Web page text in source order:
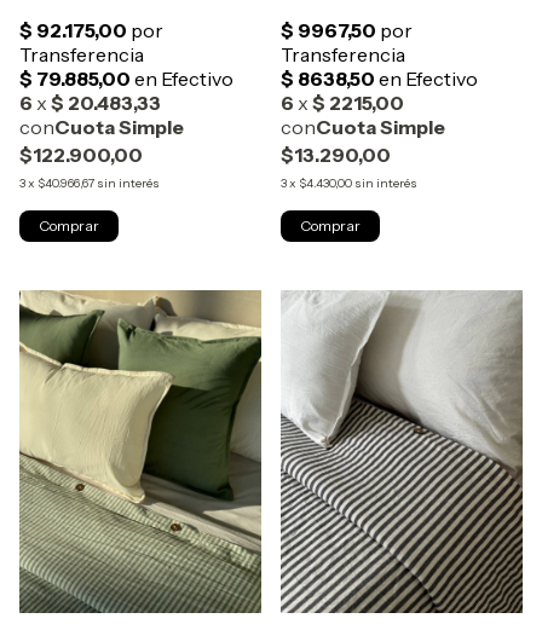
$122.900,00
3x $40.966,67 sin interés
$13.290,00
3x $4.430,00 sin interés